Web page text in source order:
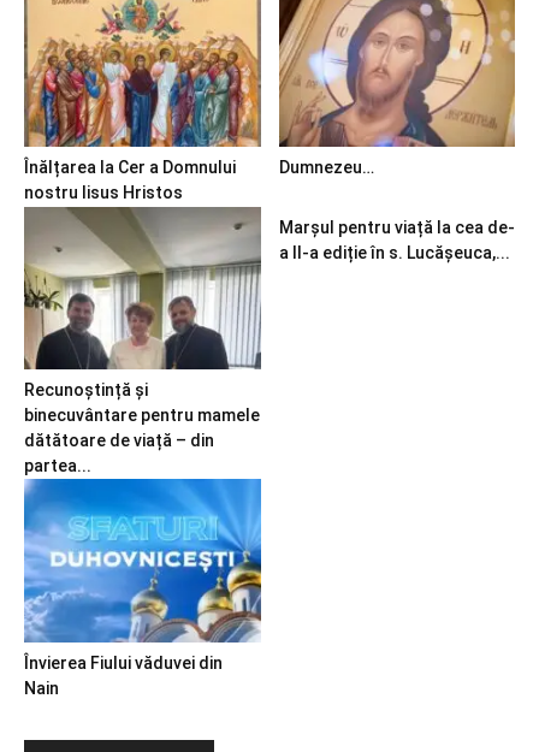
Înălțarea la Cer a Domnului
nostru Iisus Hristos
Dumnezeu…
Recunoștință și
binecuvântare pentru mamele
dătătoare de viață – din
partea...
Marșul pentru viață la cea de-
a II-a ediție în s. Lucășeuca,...
Învierea Fiului văduvei din
Nain